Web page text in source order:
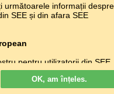
următoarele informații despre
SEE și din afara SEE
pentru utilizatorii din SEE
nu folosesc module
ele folosesc module cookie
agregată a
OK, am înțeles.